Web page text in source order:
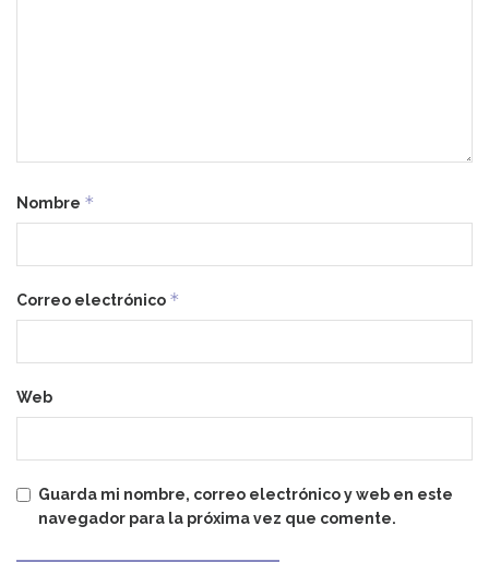
Nombre *
Correo electrónico *
Web
Guarda mi nombre, correo electrónico y web en este
navegador para la próxima vez que comente.